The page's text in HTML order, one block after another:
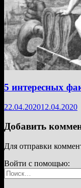
5 интересных
22.04.202012.04.2020
Добавить
Для отправки
Войти с помощью:
Найти: